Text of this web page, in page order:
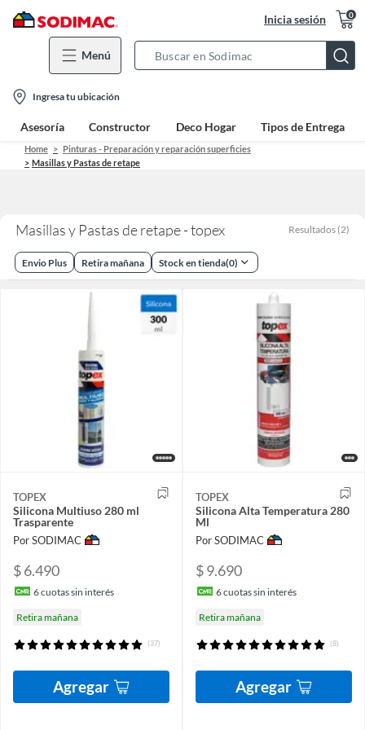
Inicia sesión 0
Menú
Bar
location-
icon
Ingresa tu ubicación
Asesoría Constructor Deco Hogar Tipos de Entrega
Home
Pinturas - Preparación y reparación superficies
Masillas y Pastas de retape
Masillas y Pastas de retape - topex Resultados (2)
Envio Plus Retira mañana Stock en tienda(0)
TOPEX
Silicona Multiuso 280 ml
Trasparente
Por SODIMAC
$ 6.490
6cuotas sin interés
Retira mañana
(37)
Agregar
TOPEX
Silicona Alta Temperatura 280
Ml
Por SODIMAC
$ 9.690
6cuotas sin interés
Retira mañana
(8)
Agregar